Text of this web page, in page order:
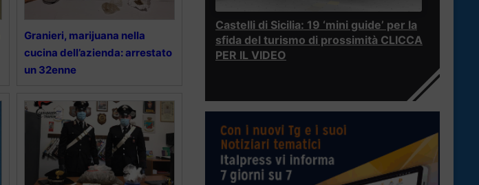
Granieri, marijuana nella
cucina dell’azienda: arrestato
un 32enne
Castelli di Sicilia: 19 ‘mini guide’ per la
sfida del turismo di prossimità CLICCA
PER IL VIDEO